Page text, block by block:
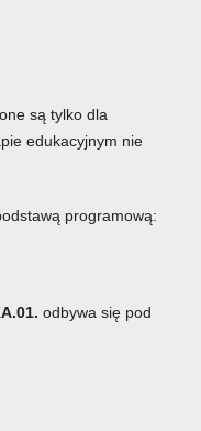
są tylko dla
edukacyjnym nie
programową:
odbywa się pod